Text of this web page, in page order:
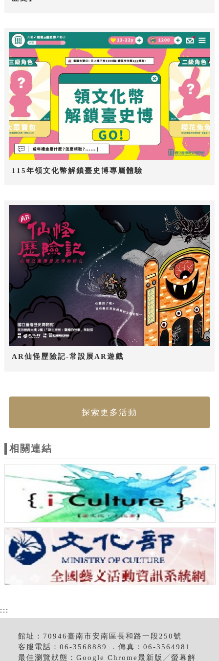
115年領文化幣解鎖臺史博專屬體驗
AR仙怪歷險記-常設展AR遊戲
探索更多活動
相關連結
:::
館址：70946臺南市安南區長和路一段250號
客服電話：06-3568889 ．傳真：06-3564981
最佳瀏覽狀態：Google Chrome最新版╱螢幕解